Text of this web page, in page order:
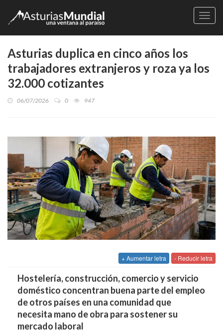
Asturias duplica en cinco años los
trabajadores extranjeros y roza ya los
32.000 cotizantes
06/07/2026 0 947
+ Aumentar letra - Reducir letra
Hostelería, construcción, comercio y servicio
doméstico concentran buena parte del empleo
de otros países en una comunidad que
necesita mano de obra para sostener su
mercado laboral